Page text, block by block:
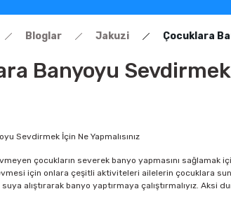
Bloglar Jakuzi Çocuklara
Banyoyu Sevdirmek
çocukların severek banyo yapmasını sağlamak
için onlara çeşitli aktiviteleri ailelerin çocuklara
alıştırarak banyo yaptırmaya çalıştırmalıyız.